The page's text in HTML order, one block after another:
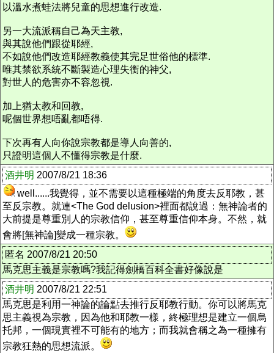
以溫水煮蛙法將兒童的思想進行改造.
另一大流派稱自己為天主教,
與其說他們跟從耶經,
不如說他們改造耶經教義使其完足世俗他的標準.
唯其禁欲系統不斷製造心理失衡的神父,
對世人的危害亦不容忽視.
加上猶太教和回教,
呢個世界想唔亂都唔得.
下次再有人向你說宗教都是導人向善的,
只證明這個人不懂得宗教是什麼.
酒井明 2007/8/21 18:36
well......我覺得，並不需要以這種極端的角度去反耶教，甚
至反宗教。就連<The God delusion>裡面都說過：無神論者的
大前提是尊重別人的宗教信仰，甚至尊重信仰本身。不然，就
會將[無神論]變成一種宗教。
匿名 2007/8/21 20:50
馬克思主義是宗教嗎?我記得劍橋百科全書好像說是
酒井明 2007/8/21 22:51
馬克思是利用一神論的論點去推行反耶教行動。你可以將馬克
思主義視為宗教，因為他和耶教一樣，終極理想是建立一個烏
托邦，一個現實裡不可能有的地方；而我就會稱之為一種擁有
宗教狂熱的思想流派。